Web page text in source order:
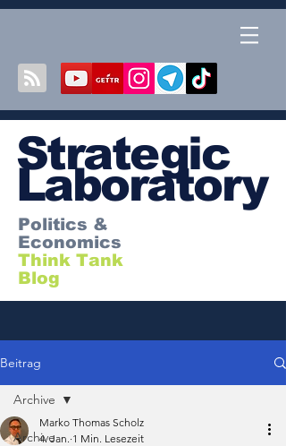
Strategic
Laboratory
Politics &
Economics
Think Tank
Blog
Beitrag
Archive
Archive
Marko Thomas Scholz
4. Jan. 1 Min. Lesezeit